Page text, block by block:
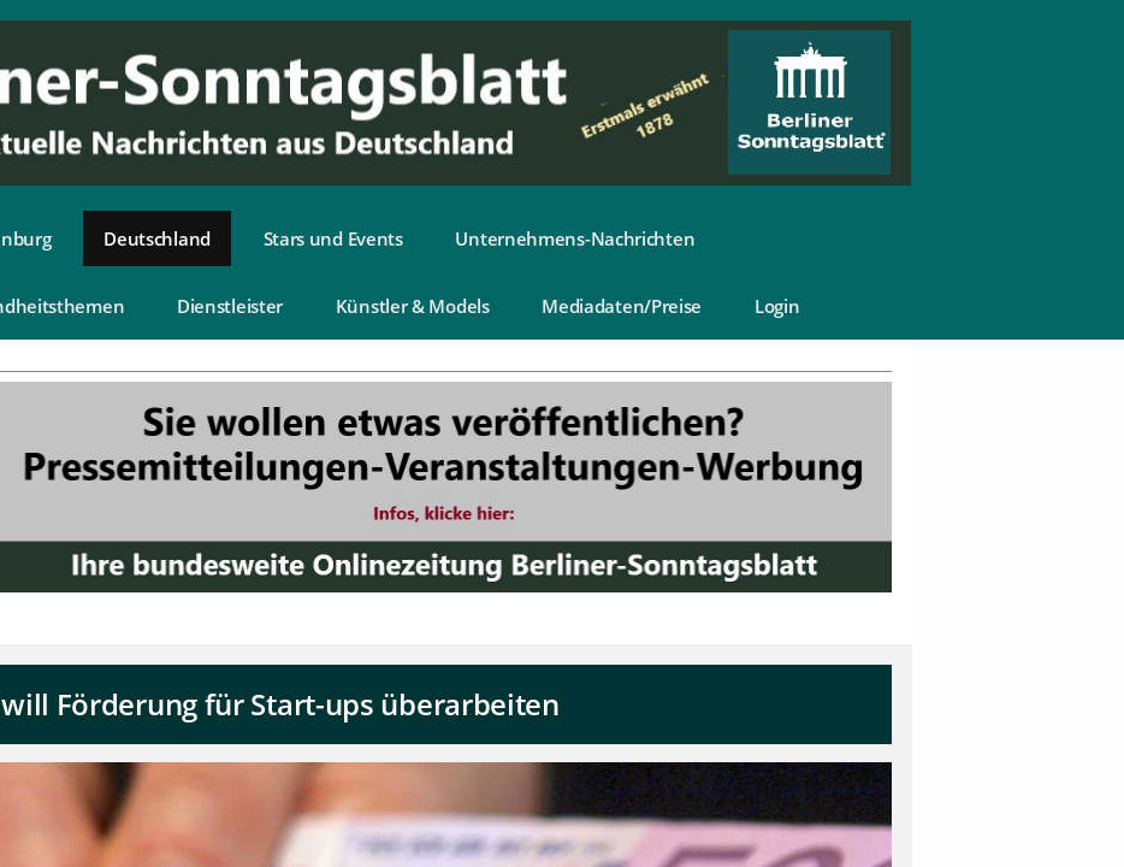
Deutschland Stars und Events Unternehmens-Nachrichten
Dienstleister Künstler & Models Mediadaten/Preise Login
Förderung für Start-ups überarbeiten